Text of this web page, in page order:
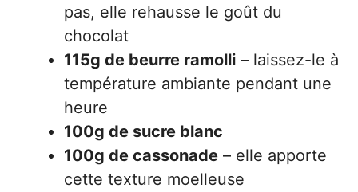
pas, elle rehausse le goût du
chocolat
115g de beurre ramolli – laissez-le à
température ambiante pendant une
heure
100g de sucre blanc
100g de cassonade – elle apporte
cette texture moelleuse